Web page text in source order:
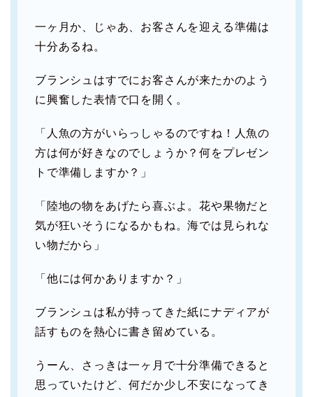
一ヶ月か、じゃあ、お客さんを迎える準備は
十分あるね。
ブランシュはすでにお客さんが来たかのよう
に興奮した表情で口を開く。
「人魚の方がいらっしゃるのですね！人魚の
方は何が好きなのでしょうか？何をプレゼン
トで準備しますか？」
「陸地の物をあげたら喜ぶよ。花や果物だと
気が狂いそうになるかもね。海では見られな
い物だから」
「他には何かありますか？」
ブランシュは私が持ってきた紙にナディアが
話すものを熱心に書き留めている。
うーん、さっきは一ヶ月で十分準備できると
思っていたけど、何だか少し不安になってき